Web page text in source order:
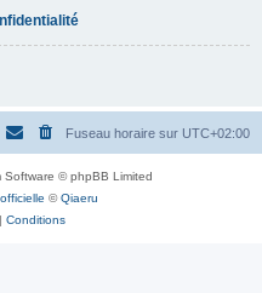
Fuseau horaire sur UTC+02:00
Software © phpBB Limited
©Qiaeru
| Conditions